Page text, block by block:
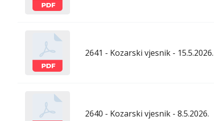
2641 - Kozarski vjesnik - 15.5.2026.
2640 - Kozarski vjesnik - 8.5.2026.